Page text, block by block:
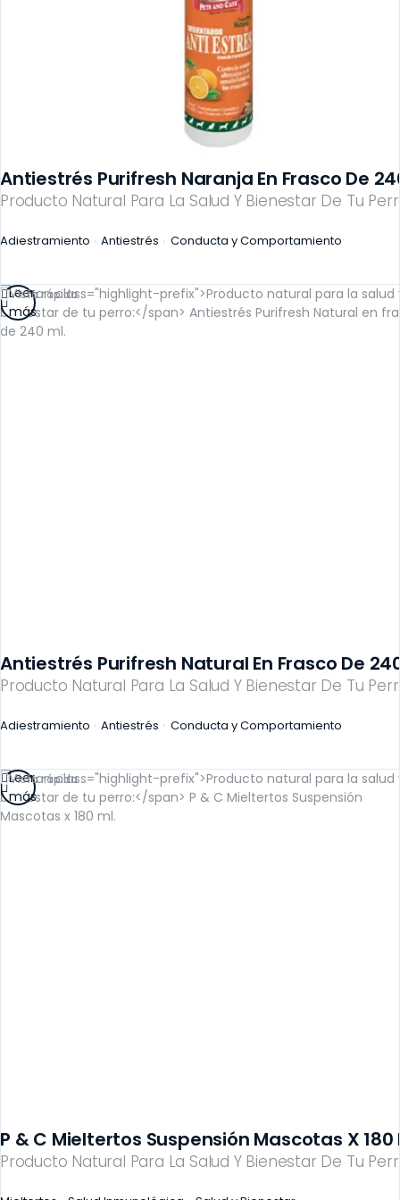
Producto Natural Para La Salud Y Bienestar De Tu
Antiestrés Purifresh Naranja En Frasco De
Adiestramiento Antiestrés Conducta y Comportamiento
Vista rápida
Producto Natural Para La Salud Y Bienestar De Tu
Antiestrés Purifresh Natural En Frasco De
Adiestramiento Antiestrés Conducta y Comportamiento
Leer
más
Vista rápida
Producto Natural Para La Salud Y Bienestar De Tu
P & C Mieltertos Suspensión Mascotas X 180
Leer
más